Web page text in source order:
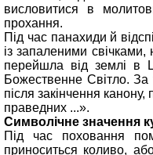
висловитися в
прохання.
Під час панахиди й
із запаленими
перейшла від землі в
Божественне Світло. За
після закінчення
праведних ...».
Символічне значення
Під час поховання
приноситься коливо,